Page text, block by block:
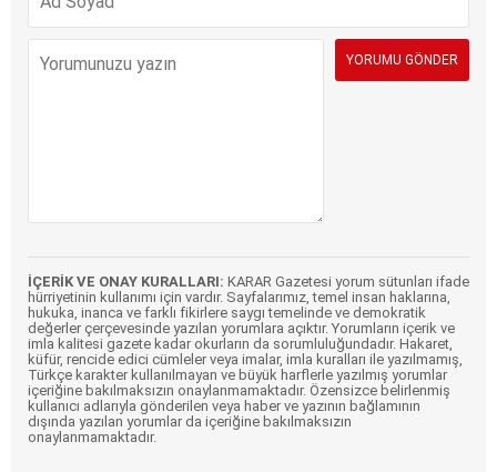
İÇERİK VE ONAY KURALLARI: KARAR Gazetesi yorum sütunları ifade
hürriyetinin kullanımı için vardır. Sayfalarımız, temel insan haklarına,
hukuka, inanca ve farklı fikirlere saygı temelinde ve demokratik
değerler çerçevesinde yazılan yorumlara açıktır. Yorumların içerik ve
imla kalitesi gazete kadar okurların da sorumluluğundadır. Hakaret,
küfür, rencide edici cümleler veya imalar, imla kuralları ile yazılmamış,
Türkçe karakter kullanılmayan ve büyük harflerle yazılmış yorumlar
içeriğine bakılmaksızın onaylanmamaktadır. Özensizce belirlenmiş
kullanıcı adlarıyla gönderilen veya haber ve yazının bağlamının
dışında yazılan yorumlar da içeriğine bakılmaksızın
onaylanmamaktadır.